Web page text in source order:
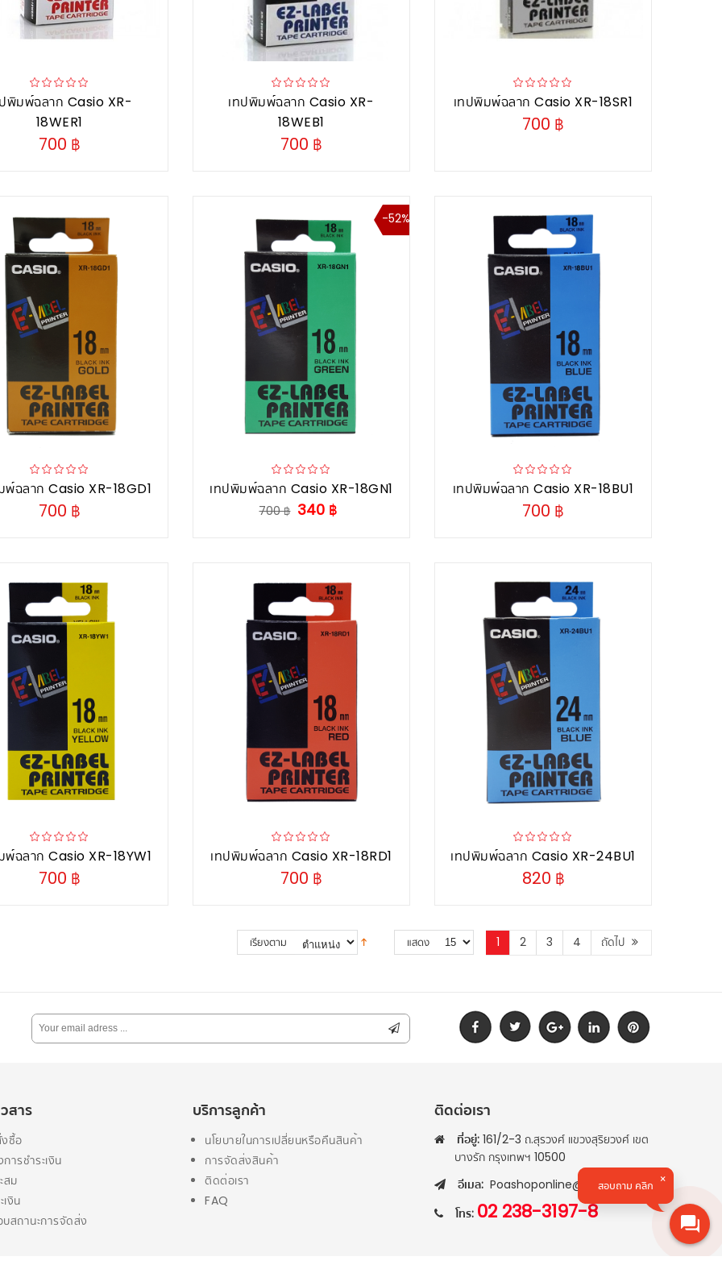
พิมพ์ฉลาก Casio XR-
18WER1
700 ฿
เทปพิมพ์ฉลาก Casio XR-
18WEB1
700 ฿
เทปพิมพ์ฉลาก Casio XR-18SR1
700 ฿
พ์ฉลาก Casio XR-18GD1
700 ฿
-52%
เทปพิมพ์ฉลาก Casio XR-18GN1
700 ฿ 340 ฿
เทปพิมพ์ฉลาก Casio XR-18BU1
700 ฿
พ์ฉลาก Casio XR-18YW1
700 ฿
เทปพิมพ์ฉลาก Casio XR-18RD1
700 ฿
เทปพิมพ์ฉลาก Casio XR-24BU1
820 ฿
เรียงตาม แสดง 1 2 3 4 ถัดไป
สาร
ซื้อ
ารชำระเงิน
สม
เงิน
สถานะการจัดส่ง
บริการลูกค้า
นโยบายในการเปลี่ยนหรือคืนสินค้า
การจัดส่งสินค้า
ติดต่อเรา
FAQ
ติดต่อเรา
ที่อยู่: 161/2-3 ถ.สุรวงศ์ แขวงสุริยวงศ์ เขต
บางรัก กรุงเทพฯ 10500
อีเมล: Poashoponline@gmail.com
โทร: 02 238-3197-8
สอบถาม คลิก